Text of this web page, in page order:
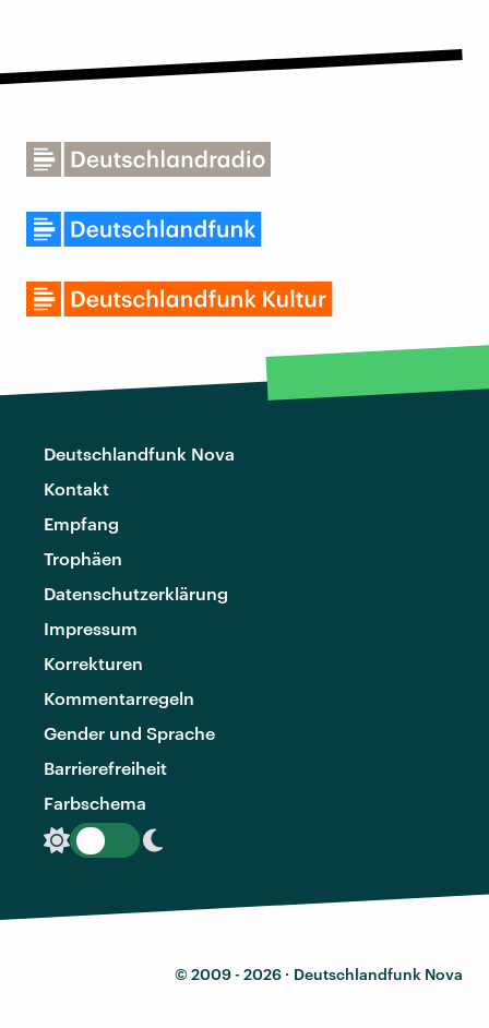
Deutschlandfunk Nova
Kontakt
Empfang
Trophäen
Datenschutzerklärung
Impressum
Korrekturen
Kommentarregeln
Gender und Sprache
Barrierefreiheit
Farbschema
© 2009 - 2026 · Deutschlandfunk Nova